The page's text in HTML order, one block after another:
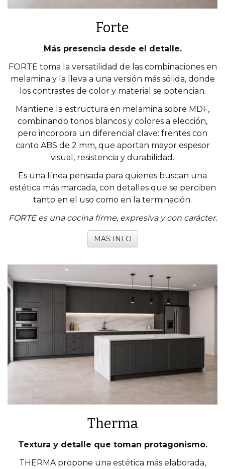
Forte
Más presencia desde el detalle.
FORTE toma la versatilidad de las combinaciones en
melamina y la lleva a una versión más sólida, donde
los contrastes de color y material se potencian.
Mantiene la estructura en melamina sobre MDF,
combinando tonos blancos y colores a elección,
pero incorpora un diferencial clave: frentes con
canto ABS de 2 mm, que aportan mayor espesor
visual, resistencia y durabilidad.
Es una línea pensada para quienes buscan una
estética más marcada, con detalles que se perciben
tanto en el uso como en la terminación.
FORTE es una cocina firme, expresiva y con carácter.
MAS INFO
Therma
Textura y detalle que toman protagonismo.
THERMA propone una estética más elaborada,